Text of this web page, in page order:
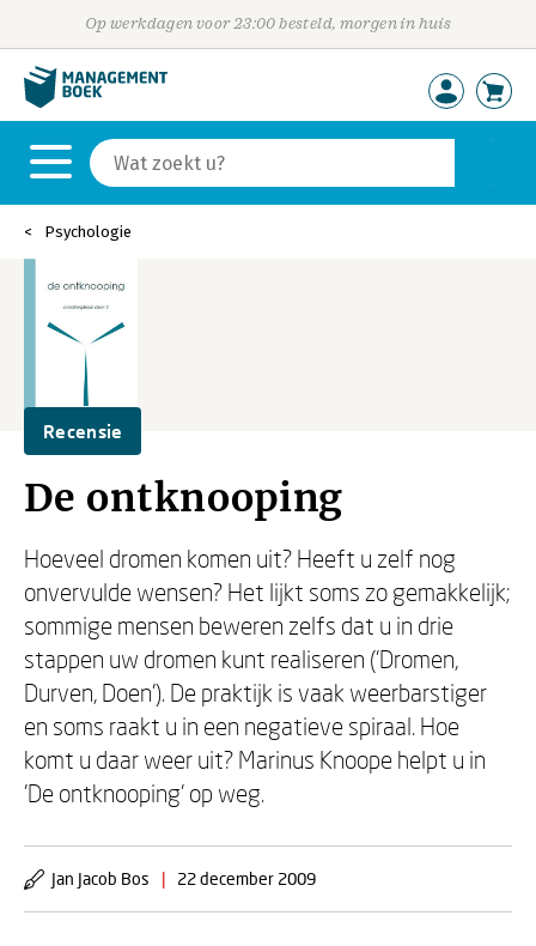
Op werkdagen voor 23:00 besteld, morgen in huis
Psychologie
Recensie
De ontknooping
Hoeveel dromen komen uit? Heeft u zelf nog
onvervulde wensen? Het lijkt soms zo gemakkelijk;
sommige mensen beweren zelfs dat u in drie
stappen uw dromen kunt realiseren ('Dromen,
Durven, Doen'). De praktijk is vaak weerbarstiger
en soms raakt u in een negatieve spiraal. Hoe
komt u daar weer uit? Marinus Knoope helpt u in
'De ontknooping' op weg.
Jan Jacob Bos | 22 december 2009